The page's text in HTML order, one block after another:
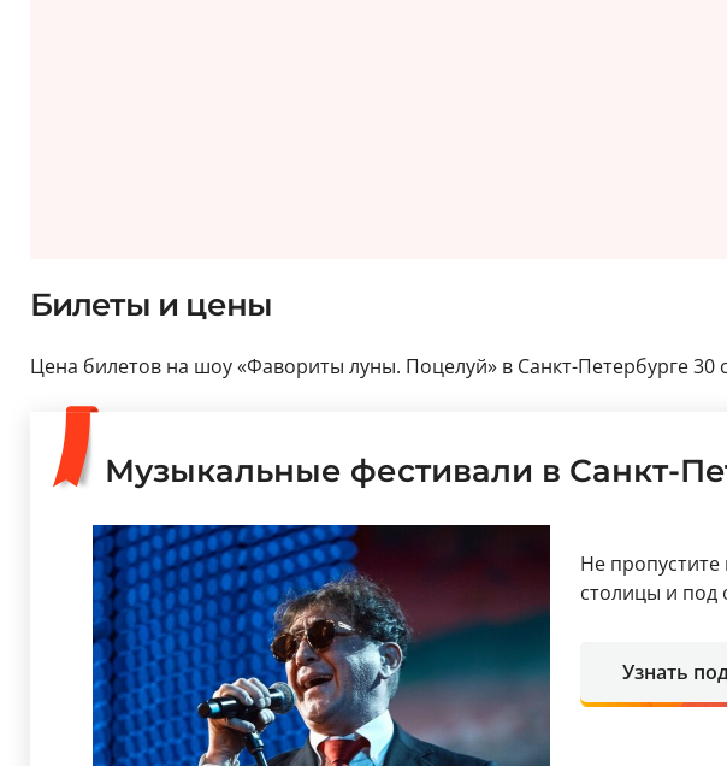
Билеты и цены
Цена билетов на шоу «Фавориты луны. Поцелуй» в Санкт-Петербурге 30
Музыкальные фестивали в Санкт-
Не
столицы и
Узнать